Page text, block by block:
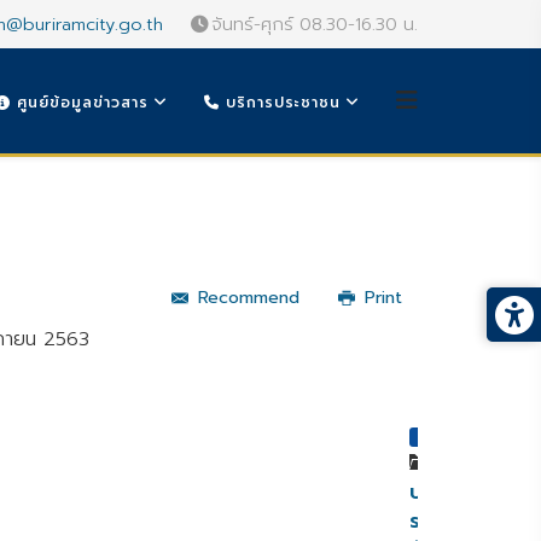
จันทร์-ศุกร์ 08.30-16.30 น.
ศูนย์ข้อมูลข่าวสาร บริการประชาชน
Recommend Print
ยน 2563
ประกาศ
ราย